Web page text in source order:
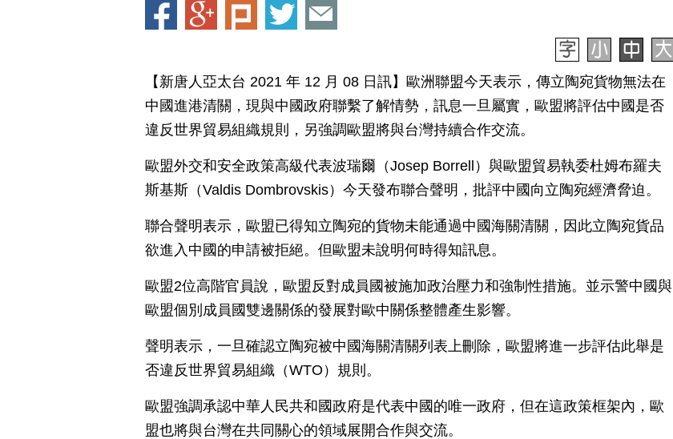
【新唐人亞太台 2021 年 12 月 08 日訊】歐洲聯盟今天表示，傳立陶宛貨物無法在
中國進港清關，現與中國政府聯繫了解情勢，訊息一旦屬實，歐盟將評估中國是否
違反世界貿易組織規則，另強調歐盟將與台灣持續合作交流。
歐盟外交和安全政策高級代表波瑞爾（Josep Borrell）與歐盟貿易執委杜姆布羅夫
斯基斯（Valdis Dombrovskis）今天發布聯合聲明，批評中國向立陶宛經濟脅迫。
聯合聲明表示，歐盟已得知立陶宛的貨物未能通過中國海關清關，因此立陶宛貨品
欲進入中國的申請被拒絕。但歐盟未說明何時得知訊息。
歐盟2位高階官員說，歐盟反對成員國被施加政治壓力和強制性措施。並示警中國與
歐盟個別成員國雙邊關係的發展對歐中關係整體產生影響。
聲明表示，一旦確認立陶宛被中國海關清關列表上刪除，歐盟將進一步評估此舉是
否違反世界貿易組織（WTO）規則。
歐盟強調承認中華人民共和國政府是代表中國的唯一政府，但在這政策框架內，歐
盟也將與台灣在共同關心的領域展開合作與交流。